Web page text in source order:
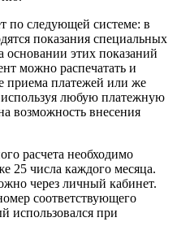
по следующей системе: в
показания специальных
основании этих показаний
можно распечатать и
приема платежей или же
используя любую платежную
возможность внесения
расчета необходимо
25 числа каждого месяца.
через личный кабинет.
соответствующего
использовался при